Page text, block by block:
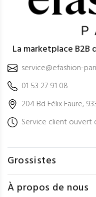
La marketplace B2B
service@efashion-
01 53 27 91 08
204 Bd Félix Faure,
Service client ouvert
Grossistes
À propos de nous